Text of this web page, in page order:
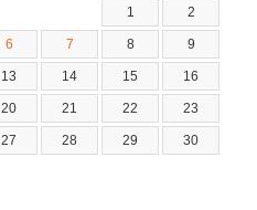
1 2
6 7 8 9
13 14 15 16
20 21 22 23
27 28 29 30